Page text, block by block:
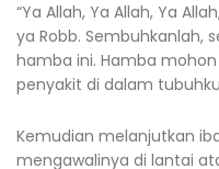
“Ya Allah, Ya Allah, Ya
ya Robb. Sembuhkanlah,
hamba ini. Hamba
penyakit di dalam
Kemudian melanjutkan
mengawalinya di lantai